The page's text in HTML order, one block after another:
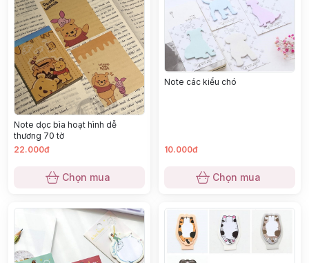
Note dọc bìa hoạt hình dễ
thương 70 tờ
22.000đ
Chọn mua
Note các kiểu chó
10.000đ
Chọn mua